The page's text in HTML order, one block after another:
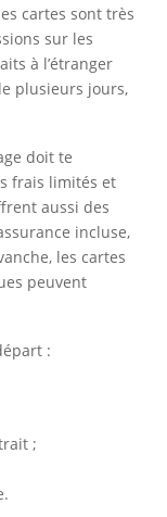
cartes sont très
sur les
à l’étranger
plusieurs jours,
doit te
frais limités et
aussi des
incluse,
les cartes
peuvent
:
;